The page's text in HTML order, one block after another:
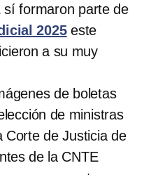
sí formaron parte de
2025 este
a su muy
de boletas
de ministras
Corte de Justicia de
de la CNTE